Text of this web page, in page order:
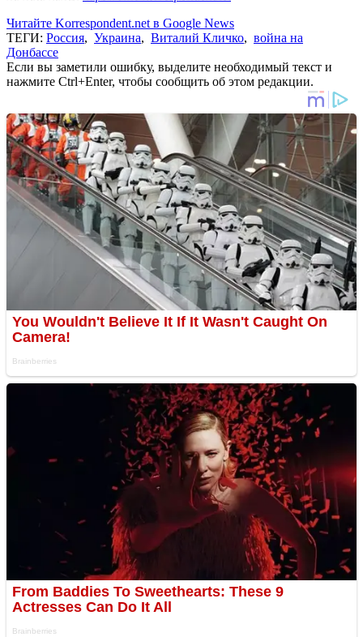
Читайте Korrespondent.net в Google News
ТЕГИ: Россия, Украина, Виталий Кличко, война на
Донбассе
Если вы заметили ошибку, выделите необходимый текст и
нажмите Ctrl+Enter, чтобы сообщить об этом редакции.